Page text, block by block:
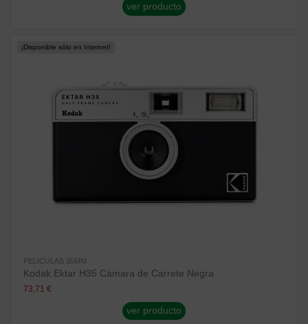
ver producto
¡Disponible sólo en Internet!
PELICULAS 35MM
Kodak Ektar H35 Cámara de Carrete Negra
73,71 €
ver producto